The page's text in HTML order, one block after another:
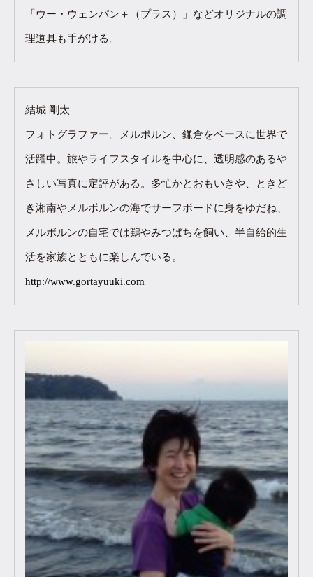
「ウー・ウェンパン＋（プラス）」などオリジナルの調
理道具も手がける。
結城 剛太
フォトグラファー。メルボルン、鎌倉をベースに世界で
活躍中。旅やライフスタイルを中心に、透明感のあるや
さしい写真に定評がある。多忙かとおもいきや、ときど
き湘南やメルボルンの海でサーフボードに身をゆだね、
メルボルンの自宅では鶏やみつばちを飼い、半自給的生
活を家族とともに楽しんでいる。
http://www.gortayuuki.com